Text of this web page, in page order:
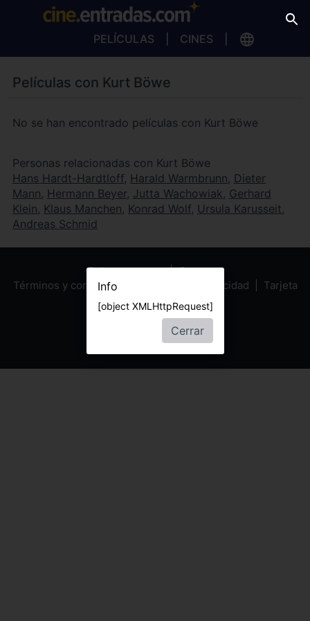
PELÍCULAS CINES
Películas con Kurt Böwe
No se han encontrado películas con Kurt Böwe
Personas relacionadas con Kurt Böwe
Hans Hardt-Hardtloff, Harald Warmbrunn, Dieter
Mann, Hermann Beyer, Jutta Wachowiak, Gerhard
Klein, Klaus Manchen, Konrad Wolf, Ursula Karusseit,
Andreas Schmid
Sobre nosotros
Contacto
Términos y condiciones
Política de privacidad
Tarjeta
Regalo
Info
[object XMLHttpRequest]
Cerrar